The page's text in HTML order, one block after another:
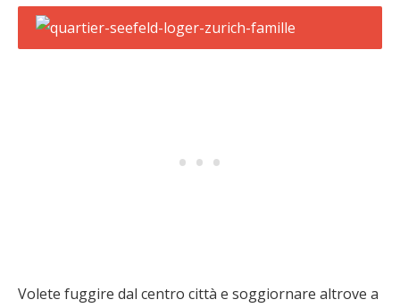
Volete fuggire dal centro città e soggiornare altrove a